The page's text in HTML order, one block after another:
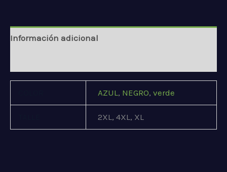
Información adicional
AZUL, NEGRO, verde
2XL, 4XL, XL